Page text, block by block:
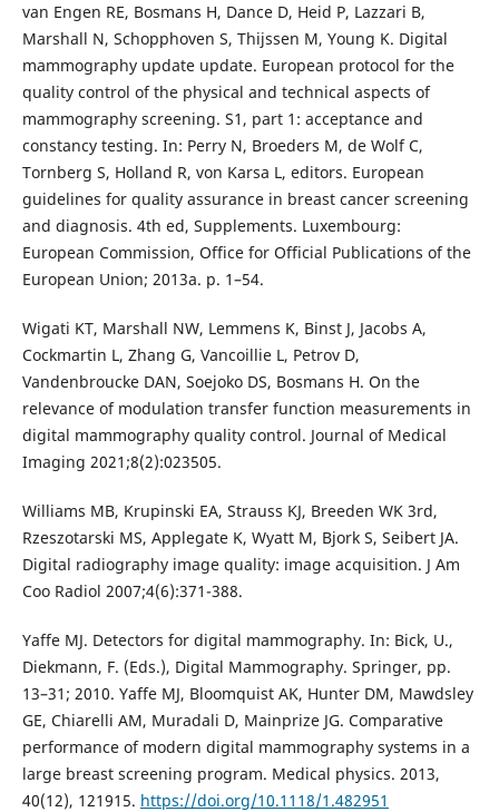
van Engen RE, Bosmans H, Dance D, Heid P, Lazzari B,
Marshall N, Schopphoven S, Thijssen M, Young K. Digital
mammography update update. European protocol for the
quality control of the physical and technical aspects of
mammography screening. S1, part 1: acceptance and
constancy testing. In: Perry N, Broeders M, de Wolf C,
Tornberg S, Holland R, von Karsa L, editors. European
guidelines for quality assurance in breast cancer screening
and diagnosis. 4th ed, Supplements. Luxembourg:
European Commission, Office for Official Publications of the
European Union; 2013a. p. 1–54.
Wigati KT, Marshall NW, Lemmens K, Binst J, Jacobs A,
Cockmartin L, Zhang G, Vancoillie L, Petrov D,
Vandenbroucke DAN, Soejoko DS, Bosmans H. On the
relevance of modulation transfer function measurements in
digital mammography quality control. Journal of Medical
Imaging 2021;8(2):023505.
Williams MB, Krupinski EA, Strauss KJ, Breeden WK 3rd,
Rzeszotarski MS, Applegate K, Wyatt M, Bjork S, Seibert JA.
Digital radiography image quality: image acquisition. J Am
Coo Radiol 2007;4(6):371-388.
Yaffe MJ. Detectors for digital mammography. In: Bick, U.,
Diekmann, F. (Eds.), Digital Mammography. Springer, pp.
13–31; 2010. Yaffe MJ, Bloomquist AK, Hunter DM, Mawdsley
GE, Chiarelli AM, Muradali D, Mainprize JG. Comparative
performance of modern digital mammography systems in a
large breast screening program. Medical physics. 2013,
40(12), 121915. https://doi.org/10.1118/1.482951